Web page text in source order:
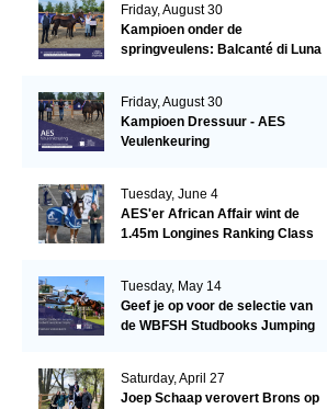
Friday, August 30
Kampioen onder de
springveulens: Balcanté di Luna
Friday, August 30
Kampioen Dressuur - AES
Veulenkeuring
Tuesday, June 4
AES'er African Affair wint de
1.45m Longines Ranking Class
Tuesday, May 14
Geef je op voor de selectie van
de WBFSH Studbooks Jumping
Saturday, April 27
Joep Schaap verovert Brons op